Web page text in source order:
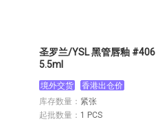
圣罗兰/YSL 黑管唇釉 #406
5.5ml
境外交货
香港出仓价
库存数量： 紧张
起批数量： 1 PCS